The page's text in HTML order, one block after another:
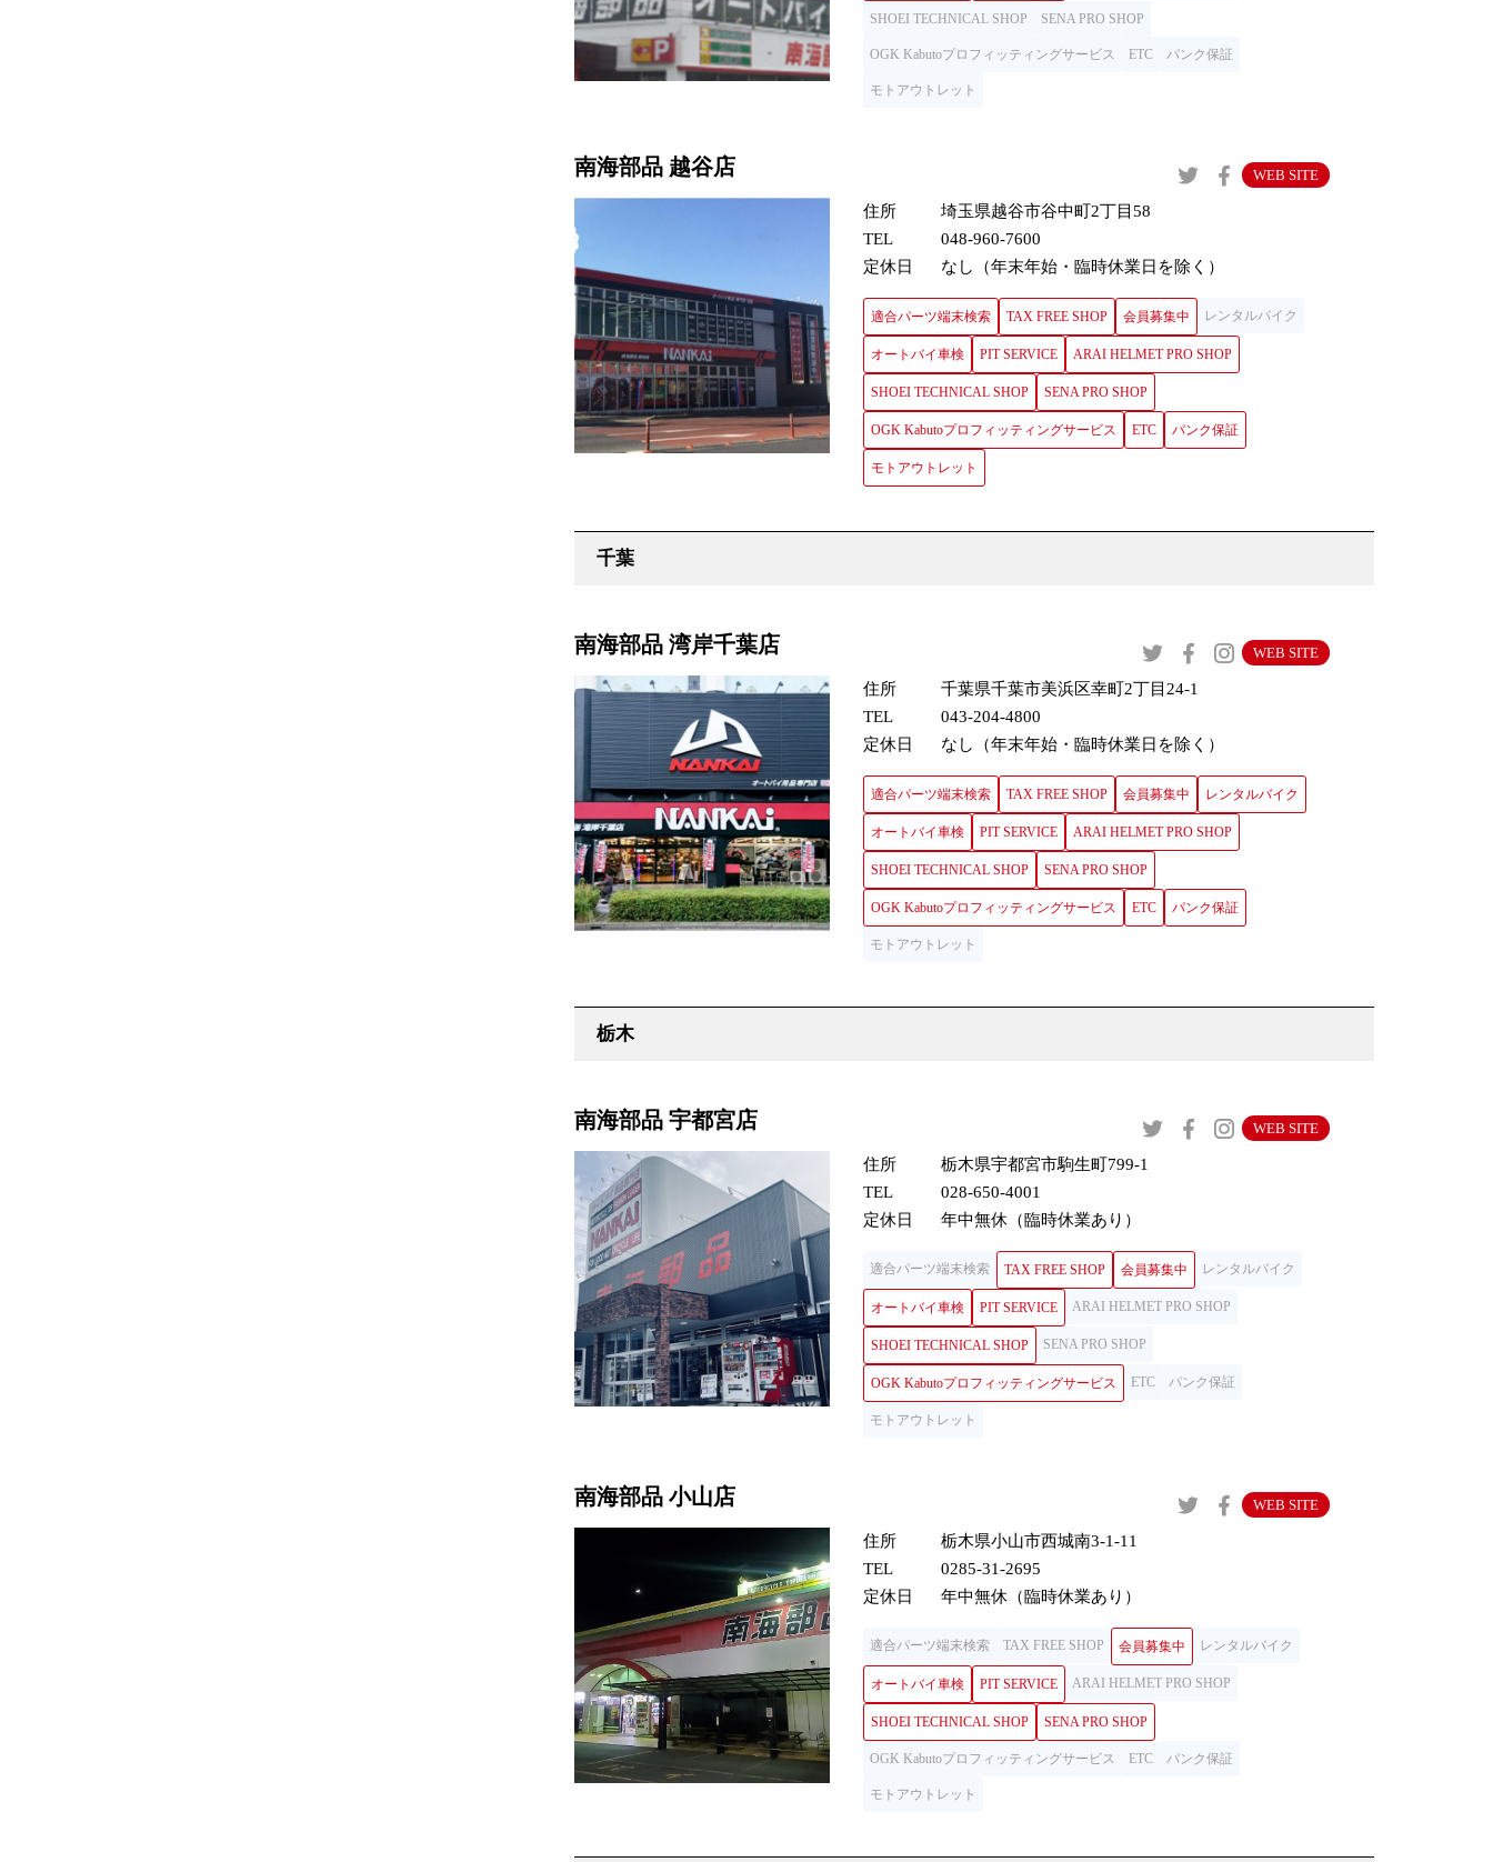
SHOEI TECHNICAL SHOP SENA PRO SHOP
OGK Kabutoプロフィッティングサービス ETC パンク保証
モトアウトレット
南海部品 越谷店 WEB SITE
住所
埼玉県越谷市谷中町2丁目58
TEL
048-960-7600
定休日
なし（年末年始・臨時休業日を除く）
適合パーツ端末検索 TAX FREE SHOP 会員募集中 レンタルバイク
オートバイ車検 PIT SERVICE ARAI HELMET PRO SHOP
SHOEI TECHNICAL SHOP SENA PRO SHOP
OGK Kabutoプロフィッティングサービス ETC パンク保証
モトアウトレット
南海部品 湾岸千葉店 WEB SITE
住所
千葉県千葉市美浜区幸町2丁目24-1
TEL
043-204-4800
定休日
なし（年末年始・臨時休業日を除く）
適合パーツ端末検索 TAX FREE SHOP 会員募集中 レンタルバイク
オートバイ車検 PIT SERVICE ARAI HELMET PRO SHOP
SHOEI TECHNICAL SHOP SENA PRO SHOP
OGK Kabutoプロフィッティングサービス ETC パンク保証
モトアウトレット
南海部品 宇都宮店 WEB SITE
住所
栃木県宇都宮市駒生町799-1
TEL
028-650-4001
定休日
年中無休（臨時休業あり）
適合パーツ端末検索 TAX FREE SHOP 会員募集中 レンタルバイク
オートバイ車検 PIT SERVICE ARAI HELMET PRO SHOP
SHOEI TECHNICAL SHOP SENA PRO SHOP
OGK Kabutoプロフィッティングサービス ETC パンク保証
モトアウトレット
南海部品 小山店 WEB SITE
住所
栃木県小山市西城南3-1-11
TEL
0285-31-2695
定休日
年中無休（臨時休業あり）
適合パーツ端末検索 TAX FREE SHOP 会員募集中 レンタルバイク
オートバイ車検 PIT SERVICE ARAI HELMET PRO SHOP
SHOEI TECHNICAL SHOP SENA PRO SHOP
OGK Kabutoプロフィッティングサービス ETC パンク保証
モトアウトレット